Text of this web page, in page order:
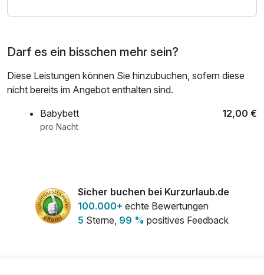
werden. Bei einer Buchung von 2 Erwachsenen wird
Darf es ein bisschen mehr sein?
Diese Leistungen können Sie hinzubuchen, sofern diese
nicht bereits im Angebot enthalten sind.
Babybett
12,00 €
pro Nacht
Sicher buchen bei Kurzurlaub.de
100.000+ echte Bewertungen
5 Sterne, 99 % positives Feedback